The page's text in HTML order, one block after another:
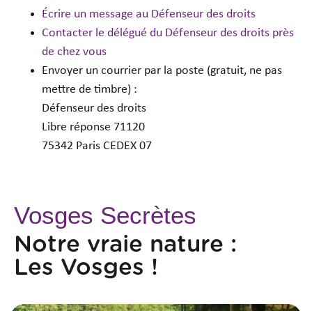
Écrire un message au Défenseur des droits
Contacter le délégué du Défenseur des droits près
de chez vous
Envoyer un courrier par la poste (gratuit, ne pas
mettre de timbre) :
Défenseur des droits
Libre réponse 71120
75342 Paris CEDEX 07
Vosges Secrètes
Notre vraie nature :
Les Vosges !